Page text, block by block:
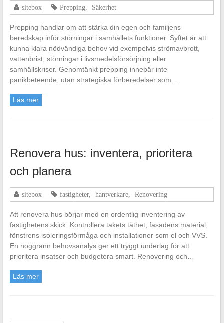
sitebox Prepping Säkerhet
Prepping handlar om att stärka din egen och familjens
beredskap inför störningar i samhällets funktioner. Syftet är att
kunna klara nödvändiga behov vid exempelvis strömavbrott,
vattenbrist, störningar i livsmedelsförsörjning eller
samhällskriser. Genomtänkt prepping innebär inte
panikbeteende, utan strategiska förberedelser som…
Läs mer
Renovera hus: inventera, prioritera
och planera
sitebox fastigheter, hantverkare, Renovering
Att renovera hus börjar med en ordentlig inventering av
fastighetens skick. Kontrollera takets täthet, fasadens material,
fönstrens isoleringsförmåga och installationer som el och VVS.
En noggrann behovsanalys ger ett tryggt underlag för att
prioritera insatser och budgetera smart. Renovering och…
Läs mer